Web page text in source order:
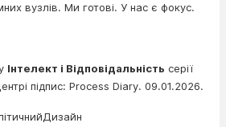
вузлів. Ми готові. У нас є фокус.
Інтелект і Відповідальність серії
підпис: Process Diary. 09.01.2026.